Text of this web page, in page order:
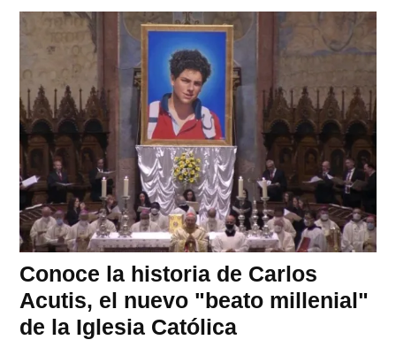
Conoce la historia de Carlos
Acutis, el nuevo "beato millenial"
de la Iglesia Católica